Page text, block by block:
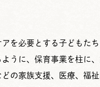
を必要とする子どもたち
うに、保育事業を柱に
の家族支援、医療、福祉